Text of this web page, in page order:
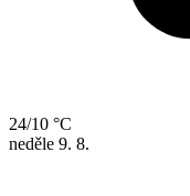
24/10 °C
neděle 9. 8.